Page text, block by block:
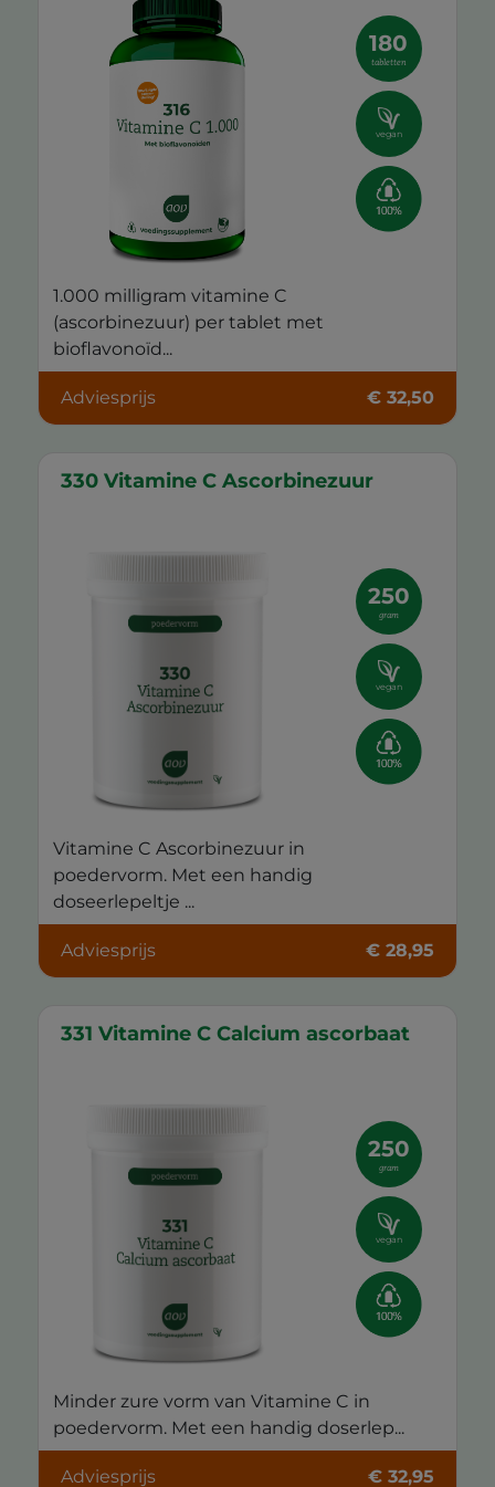
180
tabletten
vegan
1.000 milligram vitamine C
(ascorbinezuur) per tablet met
bioflavonoïd...
Adviesprijs € 32,50
330 Vitamine C Ascorbinezuur
250
gram
vegan
Vitamine C Ascorbinezuur in
poedervorm. Met een handig
doseerlepeltje ...
Adviesprijs € 28,95
331 Vitamine C Calcium ascorbaat
250
gram
vegan
Minder zure vorm van Vitamine C in
poedervorm. Met een handig doserlep...
Adviesprijs € 32,95